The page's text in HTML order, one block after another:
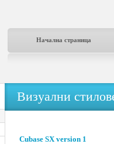
Начална страница
Визуални
Cubase SX version 1